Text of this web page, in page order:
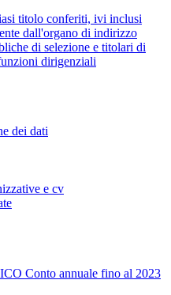
titolo conferiti, ivi inclusi
dall'organo di indirizzo
di selezione e titolari di
dirigenziali
dei dati
e cv
Conto annuale fino al 2023